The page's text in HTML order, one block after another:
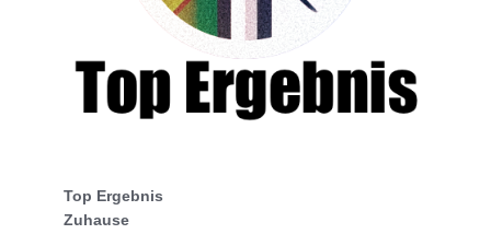
Top Ergebnis
Zuhause